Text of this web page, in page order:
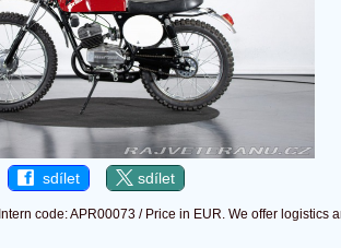
sdílet sdílet
Intern code: APR00073 / Price in EUR. We offer logistics